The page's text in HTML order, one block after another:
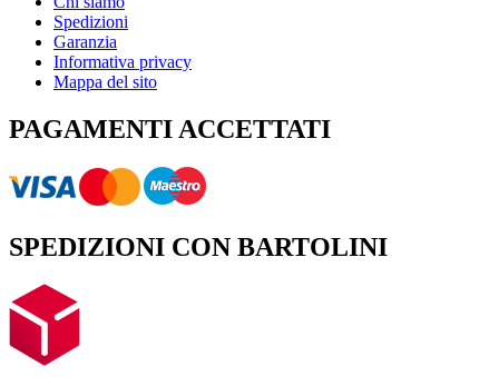
Spedizioni
Garanzia
Informativa privacy
Mappa del sito
PAGAMENTI ACCETTATI
SPEDIZIONI CON BARTOLINI